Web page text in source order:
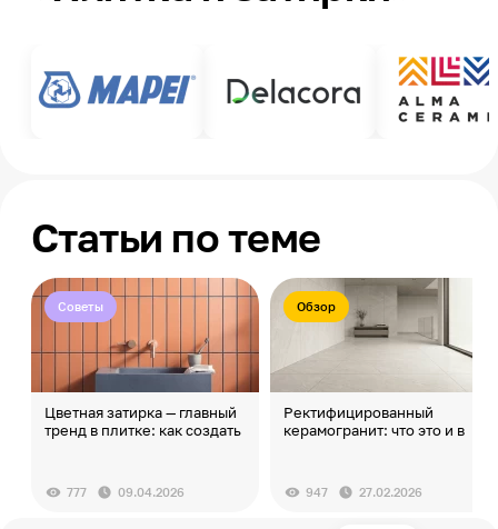
Статьи по теме
Цветная затирка — главный
тренд в плитке: как создать
Советы
777 09.04.2026
Ректифицированный
керамогранит: что это и в
Обзор
947 27.02.2026